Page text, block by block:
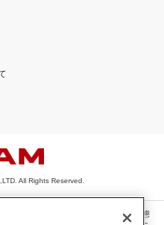
All Rights Reserved.
像・写真・動画・音声等を、手段や形態